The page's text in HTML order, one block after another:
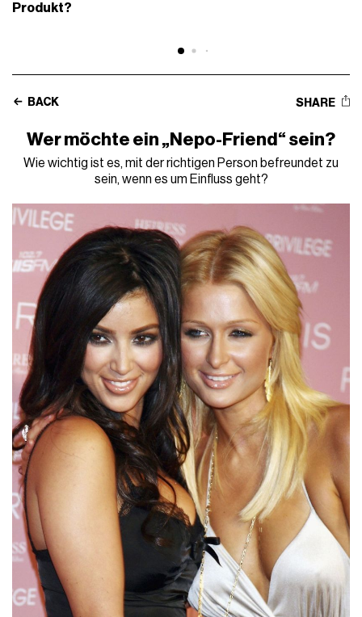
Produkt?
BACK SHARE
Wer möchte ein „Nepo-Friend“ sein?
Wie wichtig ist es, mit der richtigen Person befreundet zu
sein, wenn es um Einfluss geht?